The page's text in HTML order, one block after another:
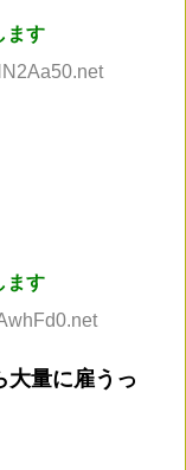
ます
ます
大量に雇うっ